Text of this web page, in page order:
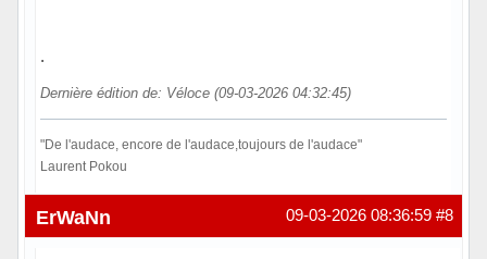
.
Dernière édition de: Véloce (09-03-2026 04:32:45)
"De l'audace, encore de l'audace,toujours de l'audace"
Laurent Pokou
Hors ligne #8
09-03-2026 08:36:59
ErWaNn